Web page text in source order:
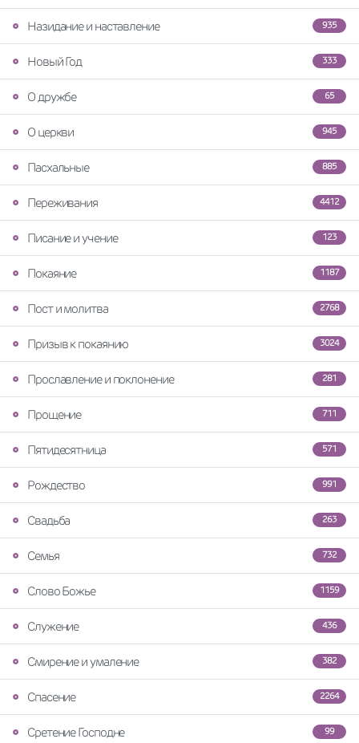
935
Назидание и наставление
333
Новый Год
65
О дружбе
945
О церкви
885
Пасхальные
4412
Переживания
123
Писание и учение
1187
Покаяние
2768
Пост и молитва
3024
Призыв к покаянию
281
Прославление и поклонение
711
Прощение
571
Пятидесятница
991
Рождество
263
Свадьба
732
Семья
1159
Слово Божье
436
Служение
382
Смирение и умаление
2264
Спасение
99
Сретение Господне